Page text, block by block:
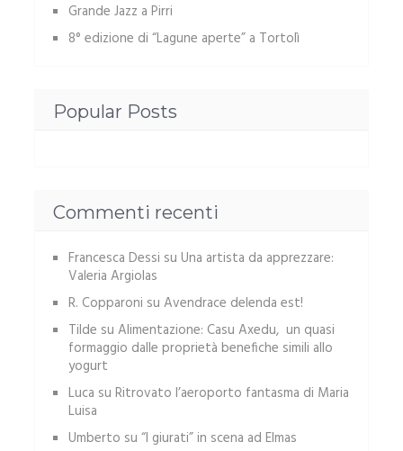
Grande Jazz a Pirri
8° edizione di “Lagune aperte” a Tortolì
Popular Posts
Commenti recenti
Francesca Dessi su Una artista da apprezzare:
Valeria Argiolas
R. Copparoni su Avendrace delenda est!
Tilde su Alimentazione: Casu Axedu, un quasi
formaggio dalle proprietà benefiche simili allo
yogurt
Luca su Ritrovato l’aeroporto fantasma di Maria
Luisa
Umberto su “I giurati” in scena ad Elmas